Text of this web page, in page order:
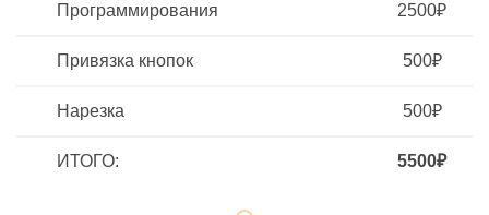
Программирования 2500₽
Привязка кнопок 500₽
Нарезка 500₽
ИТОГО: 5500₽